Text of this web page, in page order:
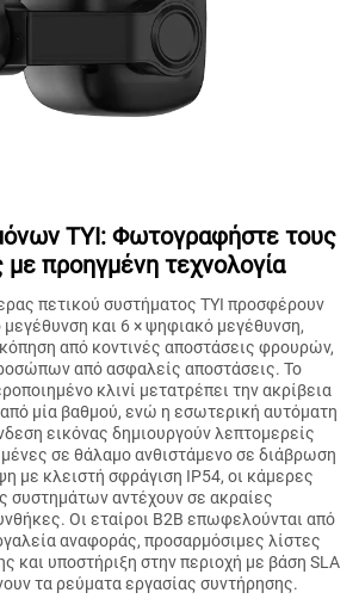
TYI: Φωτογραφήστε τους
με προηγμένη τεχνολογία
πετικού συστήματος TYI προσφέρουν
και 6 × ψηφιακό μεγέθυνση,
από κοντινές αποστάσεις φρουρών,
από ασφαλείς αποστάσεις. Το
κλινί μετατρέπει την ακρίβεια
μία βαθμού, ενώ η εσωτερική αυτόματη
εικόνας δημιουργούν λεπτομερείς
σε θάλαμο ανθιστάμενο σε διάβρωση
με κλειστή σφράγιση IP54, οι κάμερες
συστημάτων αντέχουν σε ακραίες
Οι εταίροι B2B επωφελούνται από
αναφοράς, προσαρμόσιμες λίστες
και υποστήριξη στην περιοχή με βάση SLA
τα ρεύματα εργασίας συντήρησης.